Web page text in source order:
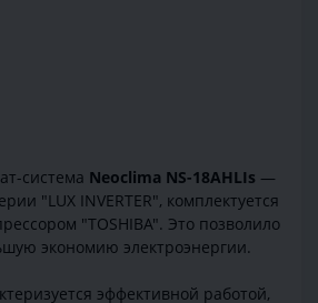
система Neoclima NS-18AHLIs —
"LUX INVERTER", комплектуется
"TOSHIBA". Это позволило
экономию электроэнергии.
эффективной работой,